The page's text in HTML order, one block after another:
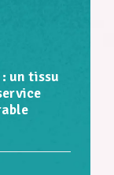
un tissu